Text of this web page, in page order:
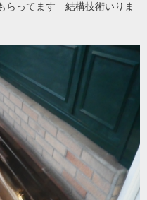
らってます 結構技術いりま